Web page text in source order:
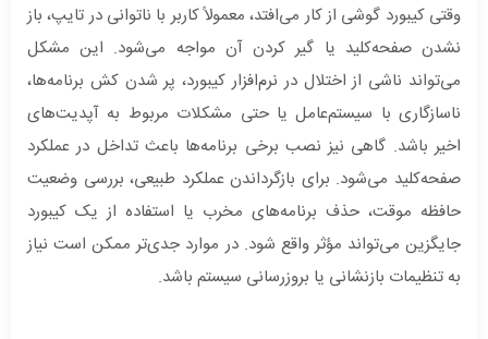
وقتی کیبورد گوشی از کار می‌افتد، معمولاً کاربر با ناتوانی در تایپ، باز
نشدن صفحه‌کلید یا گیر کردن آن مواجه می‌شود. این مشکل
می‌تواند ناشی از اختلال در نرم‌افزار کیبورد، پر شدن کش برنامه‌ها،
ناسازگاری با سیستم‌عامل یا حتی مشکلات مربوط به آپدیت‌های
اخیر باشد. گاهی نیز نصب برخی برنامه‌ها باعث تداخل در عملکرد
صفحه‌کلید می‌شود. برای بازگرداندن عملکرد طبیعی، بررسی وضعیت
حافظه موقت، حذف برنامه‌های مخرب یا استفاده از یک کیبورد
جایگزین می‌تواند مؤثر واقع شود. در موارد جدی‌تر ممکن است نیاز
به تنظیمات بازنشانی یا بروزرسانی سیستم باشد.